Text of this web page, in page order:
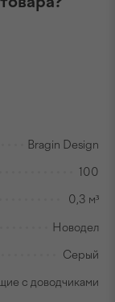
Bragin Design
100
0,3 м³
Новодел
Серый
с доводчиками